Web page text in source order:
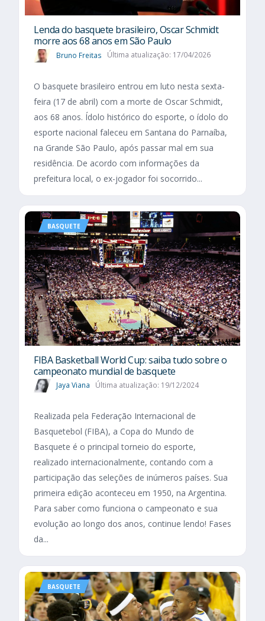
Lenda do basquete brasileiro, Oscar Schmidt
morre aos 68 anos em São Paulo
Bruno Freitas Última atualização: 17/04/2026
O basquete brasileiro entrou em luto nesta sexta-
feira (17 de abril) com a morte de Oscar Schmidt,
aos 68 anos. Ídolo histórico do esporte, o ídolo do
esporte nacional faleceu em Santana do Parnaíba,
na Grande São Paulo, após passar mal em sua
residência. De acordo com informações da
prefeitura local, o ex-jogador foi socorrido...
BASQUETE
FIBA Basketball World Cup: saiba tudo sobre o
campeonato mundial de basquete
Jaya Viana Última atualização: 19/12/2024
Realizada pela Federação Internacional de
Basquetebol (FIBA), a Copa do Mundo de
Basquete é o principal torneio do esporte,
realizado internacionalmente, contando com a
participação das seleções de inúmeros países. Sua
primeira edição aconteceu em 1950, na Argentina.
Para saber como funciona o campeonato e sua
evolução ao longo dos anos, continue lendo! Fases
da...
BASQUETE